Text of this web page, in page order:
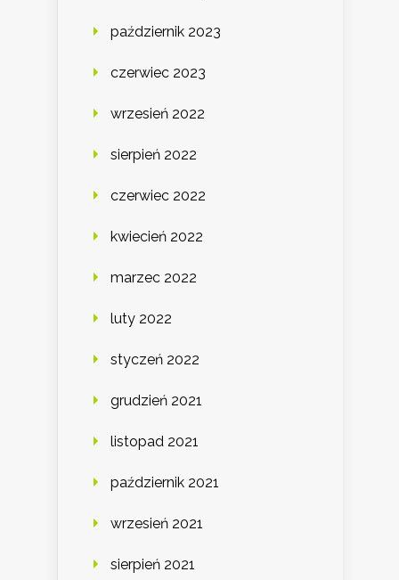
październik 2023
czerwiec 2023
wrzesień 2022
sierpień 2022
czerwiec 2022
kwiecień 2022
marzec 2022
luty 2022
styczeń 2022
grudzień 2021
listopad 2021
październik 2021
wrzesień 2021
sierpień 2021